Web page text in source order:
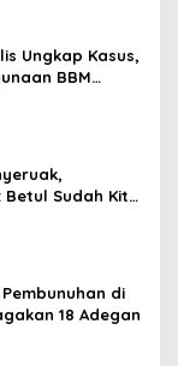
Ungkap Kasus,
BBM
Betul Sudah Kita
di
18 Adegan